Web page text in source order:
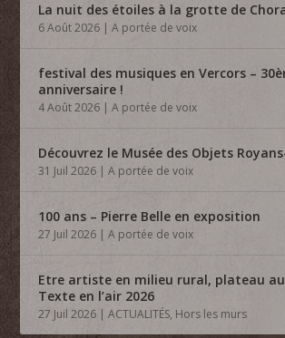
La nuit des étoiles à la grotte de
6 Août 2026 |A portée de voix
festival des musiques en Vercors –
anniversaire !
4 Août 2026 |A portée de voix
Découvrez le Musée des Objets
31 Juil 2026 |A portée de voix
100 ans – Pierre Belle en exposition
27 Juil 2026 |A portée de voix
Etre artiste en milieu rural, plateau
Texte en l’air 2026
27 Juil 2026 |ACTUALITÉS, Hors les murs